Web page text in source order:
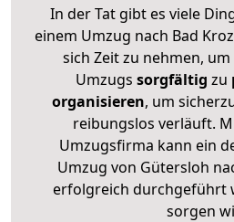
In der Tat gibt es viele
einem Umzug nach Bad
sich Zeit zu nehmen,
Umzugs sorgfältig zu
organisieren, um
reibungslos verläuft.
Umzugsfirma kann ein
Umzug von Gütersloh
erfolgreich durchgeführt
sorgen